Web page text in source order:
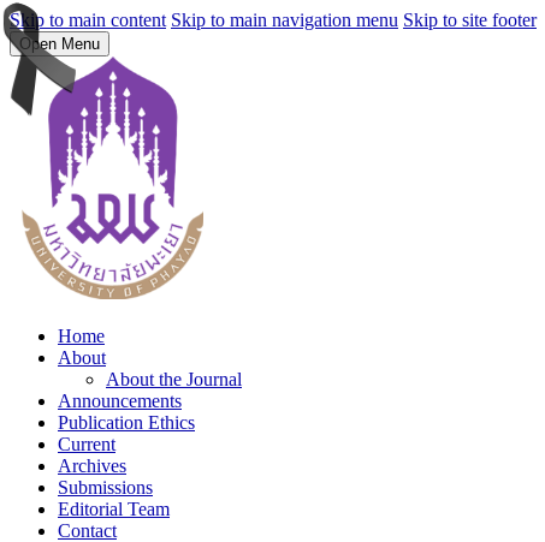
Skip to main content Skip to main navigation menu Skip to site footer
Open Menu
Home
About
About the Journal
Announcements
Publication Ethics
Current
Archives
Submissions
Editorial Team
Contact